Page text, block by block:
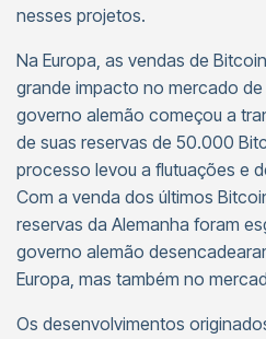
nesses projetos.
Na Europa, as vendas de
grande impacto no mercado
governo alemão começou a
de suas reservas de 50.000
processo levou a flutuações e
Com a venda dos últimos
reservas da Alemanha foram
governo alemão
Europa, mas também no
Os desenvolvimentos